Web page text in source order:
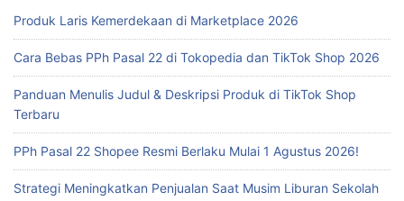
Produk Laris Kemerdekaan di Marketplace 2026
Cara Bebas PPh Pasal 22 di Tokopedia dan TikTok Shop 2026
Panduan Menulis Judul & Deskripsi Produk di TikTok Shop
Terbaru
PPh Pasal 22 Shopee Resmi Berlaku Mulai 1 Agustus 2026!
Strategi Meningkatkan Penjualan Saat Musim Liburan Sekolah